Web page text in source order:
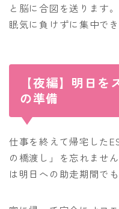
と脳に合図を送ります
眠気に負けずに集中で
【夜編】明日
の準備
仕事を終えて帰宅した
の橋渡し」を忘れませ
は明日への助走期間で